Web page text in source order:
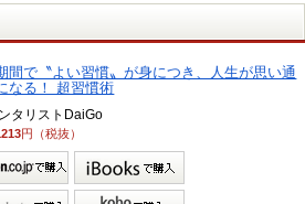
間で〝よい習慣〟が身につき、人生が思い通
なる！ 超習慣術
タリストDaiGo
円（税抜）